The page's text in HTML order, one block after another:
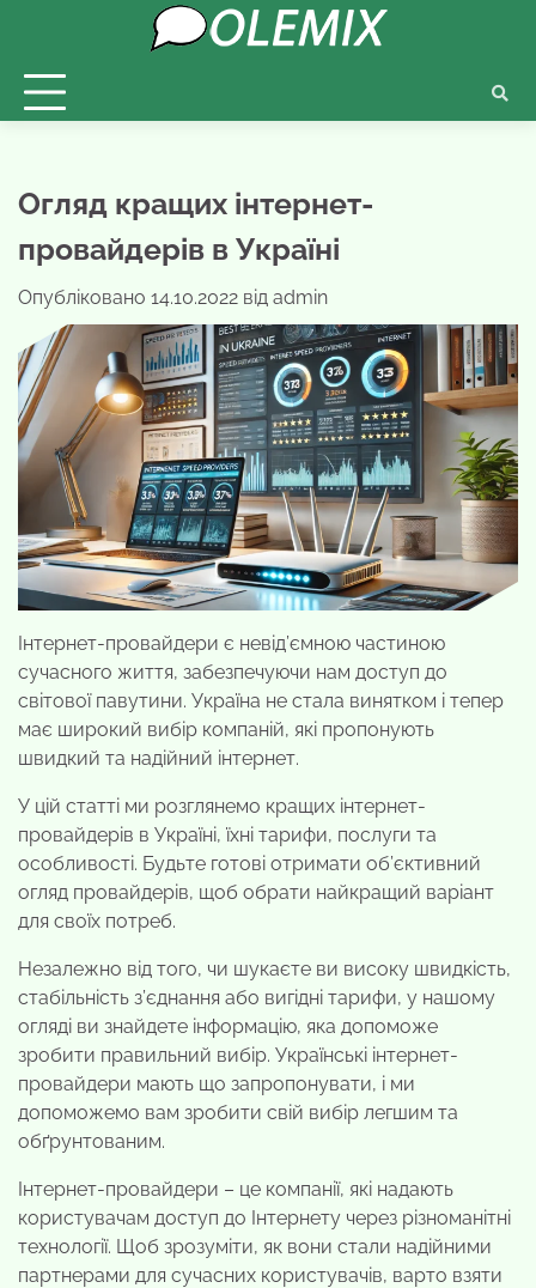
вмісту
Огляд кращих інтернет-
провайдерів в Україні
Опубліковано 14.10.2022 від admin
Інтернет-провайдери є невід’ємною частиною
сучасного життя, забезпечуючи нам доступ до
світової павутини. Україна не стала винятком і тепер
має широкий вибір компаній, які пропонують
швидкий та надійний інтернет.
У цій статті ми розглянемо кращих інтернет-
провайдерів в Україні, їхні тарифи, послуги та
особливості. Будьте готові отримати об’єктивний
огляд провайдерів, щоб обрати найкращий варіант
для своїх потреб.
Незалежно від того, чи шукаєте ви високу швидкість,
стабільність з’єднання або вигідні тарифи, у нашому
огляді ви знайдете інформацію, яка допоможе
зробити правильний вибір. Українські інтернет-
провайдери мають що запропонувати, і ми
допоможемо вам зробити свій вибір легшим та
обґрунтованим.
Інтернет-провайдери – це компанії, які надають
користувачам доступ до Інтернету через різноманітні
технології. Щоб зрозуміти, як вони стали надійними
партнерами для сучасних користувачів, варто взяти